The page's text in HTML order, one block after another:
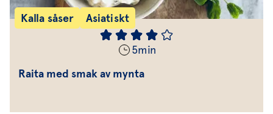
Kalla såser Asiatiskt
5min
Raita med smak av mynta